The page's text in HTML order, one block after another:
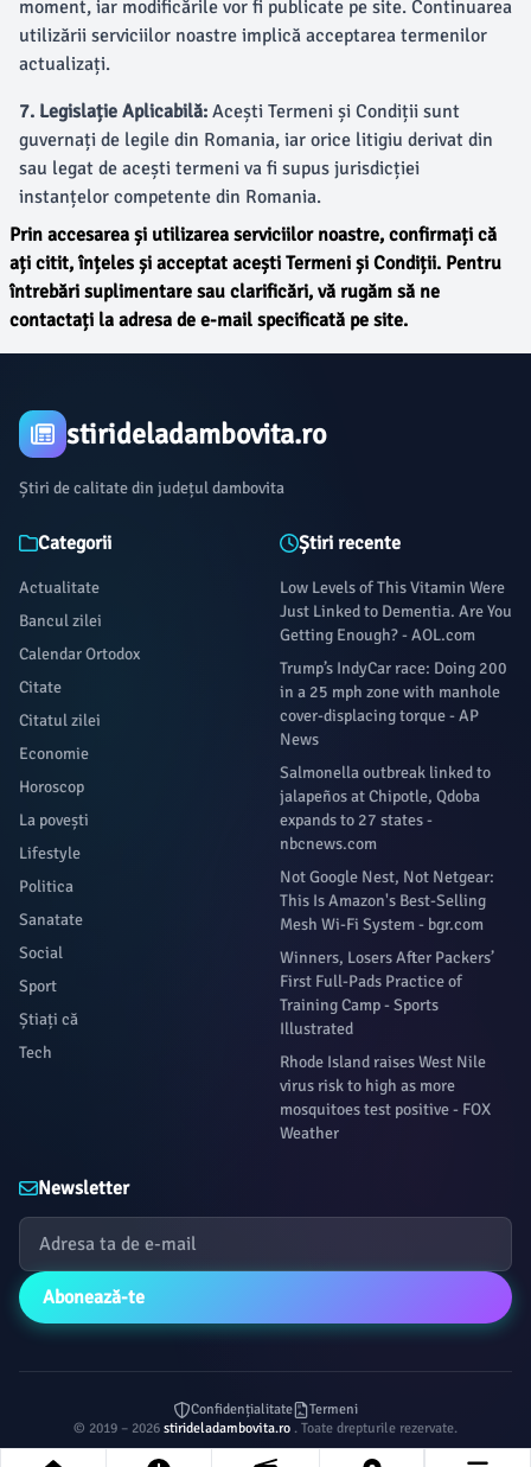
moment, iar modificările vor fi publicate pe site. Continuarea
utilizării serviciilor noastre implică acceptarea termenilor
actualizați.
7. Legislație Aplicabilă: Acești Termeni și Condiții sunt
guvernați de legile din Romania, iar orice litigiu derivat din
sau legat de acești termeni va fi supus jurisdicției
instanțelor competente din Romania.
Prin accesarea și utilizarea serviciilor noastre, confirmați că
ați citit, înțeles și acceptat acești Termeni și Condiții. Pentru
întrebări suplimentare sau clarificări, vă rugăm să ne
contactați la adresa de e-mail specificată pe site.
stirideladambovita.ro
Știri de calitate din județul dambovita
Categorii
Actualitate
Bancul zilei
Calendar Ortodox
Citate
Citatul zilei
Economie
Horoscop
La povești
Lifestyle
Politica
Sanatate
Social
Sport
Știați că
Tech
Știri recente
Low Levels of This Vitamin Were
Just Linked to Dementia. Are You
Getting Enough? - AOL.com
Trump’s IndyCar race: Doing 200
in a 25 mph zone with manhole
cover-displacing torque - AP
News
Salmonella outbreak linked to
jalapeños at Chipotle, Qdoba
expands to 27 states -
nbcnews.com
Not Google Nest, Not Netgear:
This Is Amazon's Best-Selling
Mesh Wi-Fi System - bgr.com
Winners, Losers After Packers’
First Full-Pads Practice of
Training Camp - Sports
Illustrated
Rhode Island raises West Nile
virus risk to high as more
mosquitoes test positive - FOX
Weather
Newsletter
Abonează-te
Confidențialitate
Termeni
© 2019 – 2026 stirideladambovita.ro . Toate drepturile rezervate.